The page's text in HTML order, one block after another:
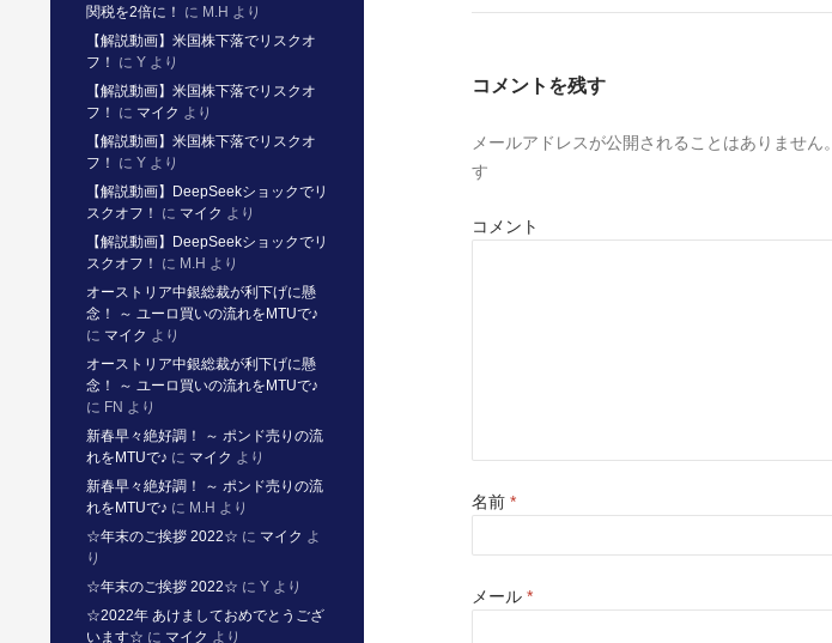
ッ
だ
さ
新
ド
ウ
新
ン
ド
開
新
ン
ド
開
き
コメントを残す
メールアドレスが公開されることはありません。
す
コメント
名前 *
メール *
関税を2倍に！
に M.H より
【解説動画】米国株下落でリスクオ
フ！
に Y より
【解説動画】米国株下落でリスクオ
フ！
に マイク より
【解説動画】米国株下落でリスクオ
フ！
に Y より
【解説動画】DeepSeekショックでリ
スクオフ！
に マイク より
【解説動画】DeepSeekショックでリ
スクオフ！
に M.H より
オーストリア中銀総裁が利下げに懸
念！ ～ ユーロ買いの流れをMTUで♪
に マイク より
オーストリア中銀総裁が利下げに懸
念！ ～ ユーロ買いの流れをMTUで♪
に FN より
新春早々絶好調！ ～ ポンド売りの流
れをMTUで♪ に マイク より
新春早々絶好調！ ～ ポンド売りの流
れをMTUで♪ に M.H より
☆年末のご挨拶 2022☆ に マイク よ
り
☆年末のご挨拶 2022☆ に Y より
☆2022年 あけましておめでとうござ
います☆ に マイク より